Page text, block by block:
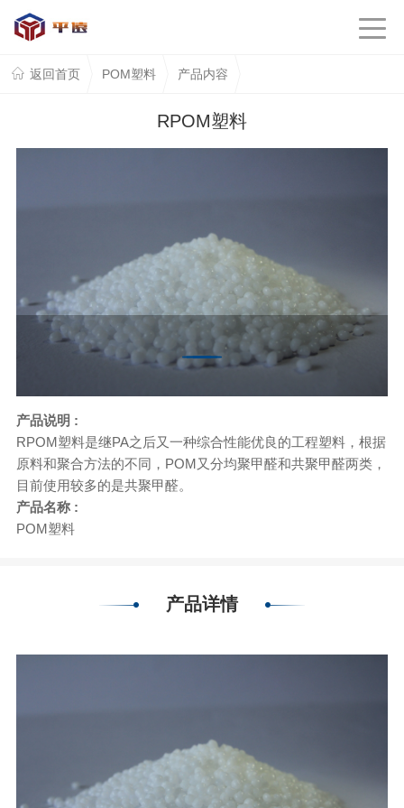
返回首页 POM塑料 产品内容
RPOM塑料
产品说明 :
RPOM塑料是继PA之后又一种综合性能优良的工程塑料，根据
原料和聚合方法的不同，POM又分均聚甲醛和共聚甲醛两类，
目前使用较多的是共聚甲醛。
产品名称 :
POM塑料
产品详情